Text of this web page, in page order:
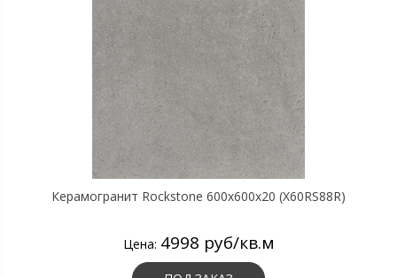
Керамогранит Rockstone 600х600х20 (X60RS88R)
Цена: 4998 руб/кв.м